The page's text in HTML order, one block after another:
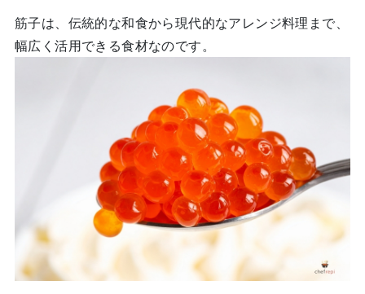
筋子は、伝統的な和食から現代的なアレンジ料理まで、
幅広く活用できる食材なのです。